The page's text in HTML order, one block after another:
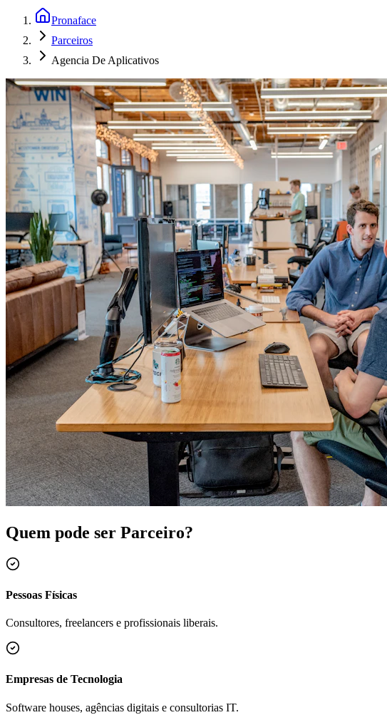
Pronaface
Parceiros
Agencia De Aplicativos
Quem pode ser Parceiro?
Pessoas Físicas
Consultores, freelancers e profissionais liberais.
Empresas de Tecnologia
Software houses, agências digitais e consultorias IT.